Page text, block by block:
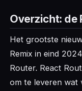
Overzicht: de
Het grootste
Remix in eind
Router. React
om te leveren wat